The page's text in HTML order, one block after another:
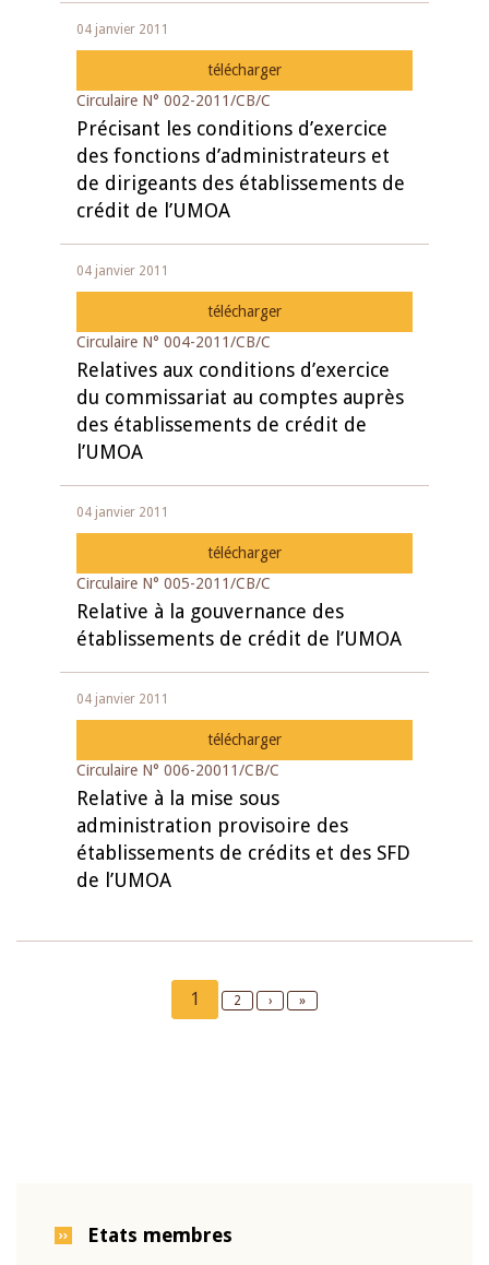
04 janvier 2011
télécharger
Circulaire N° 002-2011/CB/C
Précisant les conditions d’exercice
des fonctions d’administrateurs et
de dirigeants des établissements de
crédit de l’UMOA
04 janvier 2011
télécharger
Circulaire N° 004-2011/CB/C
Relatives aux conditions d’exercice
du commissariat au comptes auprès
des établissements de crédit de
l’UMOA
04 janvier 2011
télécharger
Circulaire N° 005-2011/CB/C
Relative à la gouvernance des
établissements de crédit de l’UMOA
04 janvier 2011
télécharger
Circulaire N° 006-20011/CB/C
Relative à la mise sous
administration provisoire des
établissements de crédits et des SFD
de l’UMOA
Current
page
1 Page
2
Next
›
Last
»
Etats membres